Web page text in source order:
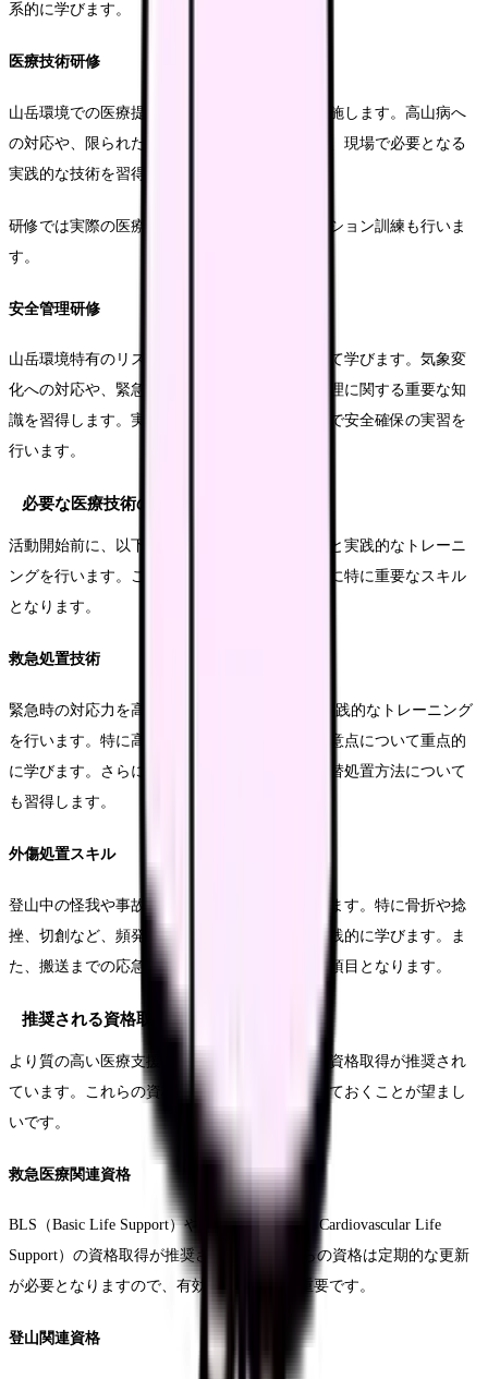
系的に学びます。
医療技術研修
山岳環境での医療提供に特化した技術研修を実施します。高山病へ
の対応や、限られた医療資源での処置方法など、現場で必要となる
実践的な技術を習得します。
研修では実際の医療機器を使用し、シミュレーション訓練も行いま
す。
安全管理研修
山岳環境特有のリスクと、その対応方法について学びます。気象変
化への対応や、緊急時の避難方法など、安全管理に関する重要な知
識を習得します。実地訓練では実際の山岳環境で安全確保の実習を
行います。
必要な医療技術の復習
活動開始前に、以下の医療技術について再確認と実践的なトレーニ
ングを行います。これらは山岳診療所での活動に特に重要なスキル
となります。
救急処置技術
緊急時の対応力を高めるため、BLSやACLSの実践的なトレーニング
を行います。特に高所での救急処置の特徴や注意点について重点的
に学びます。さらに、限られた医療資源での代替処置方法について
も習得します。
外傷処置スキル
登山中の怪我や事故に対する処置技術を確認します。特に骨折や捻
挫、切創など、頻発する外傷への対応方法を実践的に学びます。ま
た、搬送までの応急処置についても重要な研修項目となります。
推奨される資格取得
より質の高い医療支援を提供するため、以下の資格取得が推奨され
ています。これらの資格は活動開始前に取得しておくことが望まし
いです。
救急医療関連資格
BLS（Basic Life Support）やACLS（Advanced Cardiovascular Life
Support）の資格取得が推奨されます。これらの資格は定期的な更新
が必要となりますので、有効期限の確認も重要です。
登山関連資格